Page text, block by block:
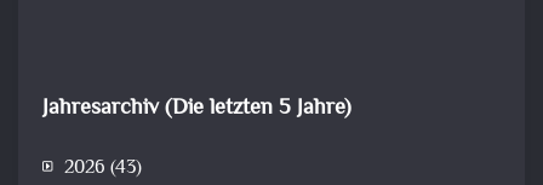
Jahresarchiv (Die letzten 5 Jahre)
2026 (43)